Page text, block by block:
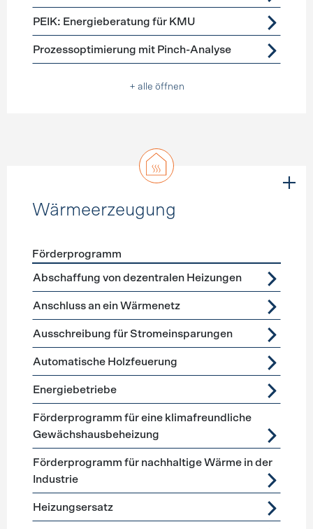
PEIK: Energieberatung für KMU
Prozessoptimierung mit Pinch-Analyse
+ alle öffnen
Wärmeerzeugung
Förderprogramme Wärmeerzeugung
Förderprogramm
Abschaffung von dezentralen Heizungen
Anschluss an ein Wärmenetz
Ausschreibung für Stromeinsparungen
Automatische Holzfeuerung
Energiebetriebe
Förderprogramm für eine klimafreundliche
Gewächshausbeheizung
Förderprogramm für nachhaltige Wärme in der
Industrie
Heizungsersatz